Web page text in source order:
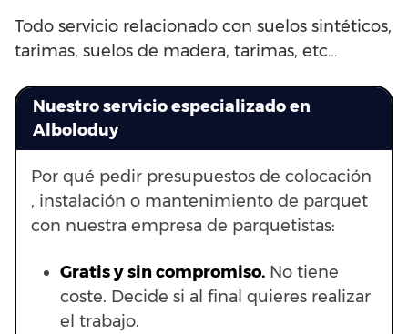
Todo servicio relacionado con suelos sintéticos,
tarimas, suelos de madera, tarimas, etc…
Nuestro servicio especializado en
Alboloduy
Por qué pedir presupuestos de colocación
, instalación o mantenimiento de parquet
con nuestra empresa de parquetistas:
Gratis y sin compromiso. No tiene
coste. Decide si al final quieres realizar
el trabajo.